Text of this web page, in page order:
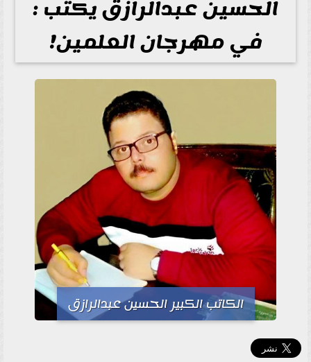
الحسين عبدالرازق يكتب :
في مهرجان العلمين!
الكاتب الكبير الحسين عبدالرازق